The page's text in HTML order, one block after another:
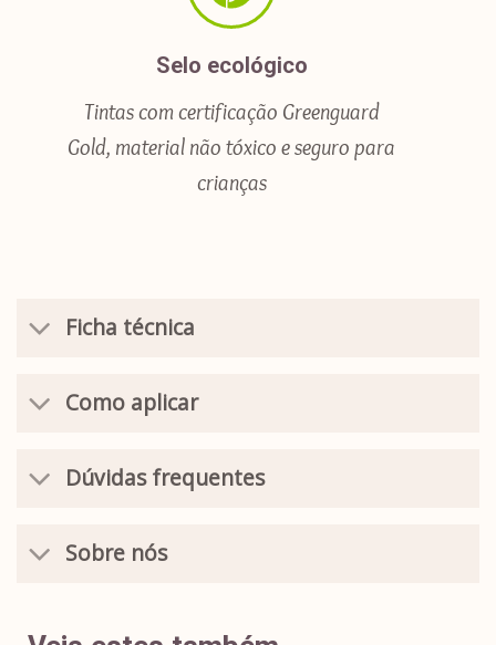
Selo ecológico
Tintas com certificação Greenguard
Gold, material não tóxico e seguro para
crianças
Ficha técnica
Como aplicar
Dúvidas frequentes
Sobre nós